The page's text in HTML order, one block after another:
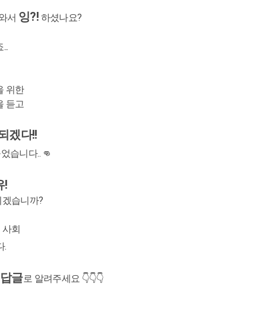
서 잉?! 하셨나요?
위한
듣고
겠다!!
습니다.. 👊
!
습니까?
회
.
답글로 알려주세요 👇👇👇